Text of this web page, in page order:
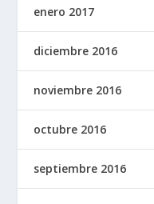
enero 2017
diciembre 2016
noviembre 2016
octubre 2016
septiembre 2016